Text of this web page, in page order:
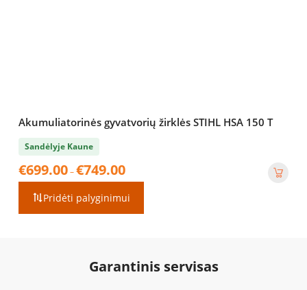
Akumuliatorinės gyvatvorių žirklės STIHL HSA 150 T
Sandėlyje Kaune
€699.00–€749.00
€699.00
through
Pridėti palyginimui
Garantinis servisas